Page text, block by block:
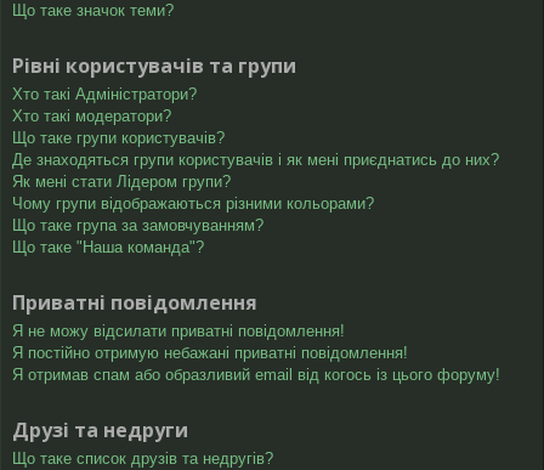
Що таке значок теми?
Рівні користувачів та групи
Хто такі Адміністратори?
Хто такі модератори?
Що таке групи користувачів?
Де знаходяться групи користувачів і як мені приєднатись до них?
Як мені стати Лідером групи?
Чому групи відображаються різними кольорами?
Що таке група за замовчуванням?
Що таке "Наша команда"?
Приватні повідомлення
Я не можу відсилати приватні повідомлення!
Я постійно отримую небажані приватні повідомлення!
Я отримав спам або образливий email від когось із цього форуму!
Друзі та недруги
Що таке список друзів та недругів?